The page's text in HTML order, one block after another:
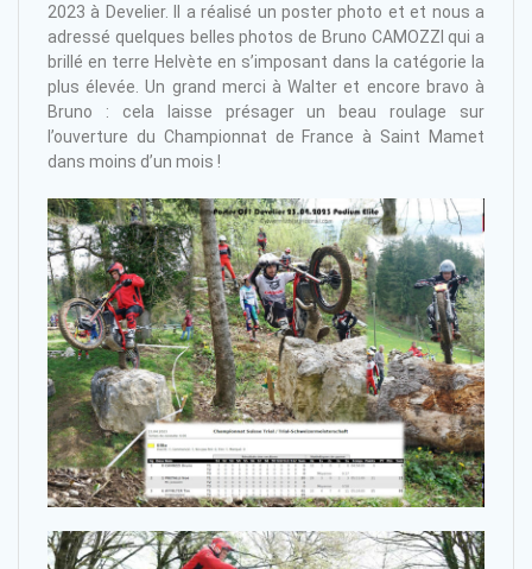
2023 à Develier. Il a réalisé un poster photo et et nous a
adressé quelques belles photos de Bruno CAMOZZI qui a
brillé en terre Helvète en s’imposant dans la catégorie la
plus élevée. Un grand merci à Walter et encore bravo à
Bruno : cela laisse présager un beau roulage sur
l’ouverture du Championnat de France à Saint Mamet
dans moins d’un mois !